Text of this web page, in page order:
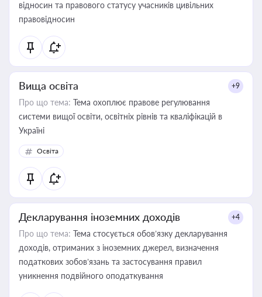
відносин та правового статусу учасників цивільних
правовідносин
Вища освіта +9
Про що тема: Тема охоплює правове регулювання
системи вищої освіти, освітніх рівнів та кваліфікацій в
Україні
Освіта
Декларування іноземних доходів +4
Про що тема: Тема стосується обов’язку декларування
доходів, отриманих з іноземних джерел, визначення
податкових зобов’язань та застосування правил
уникнення подвійного оподаткування